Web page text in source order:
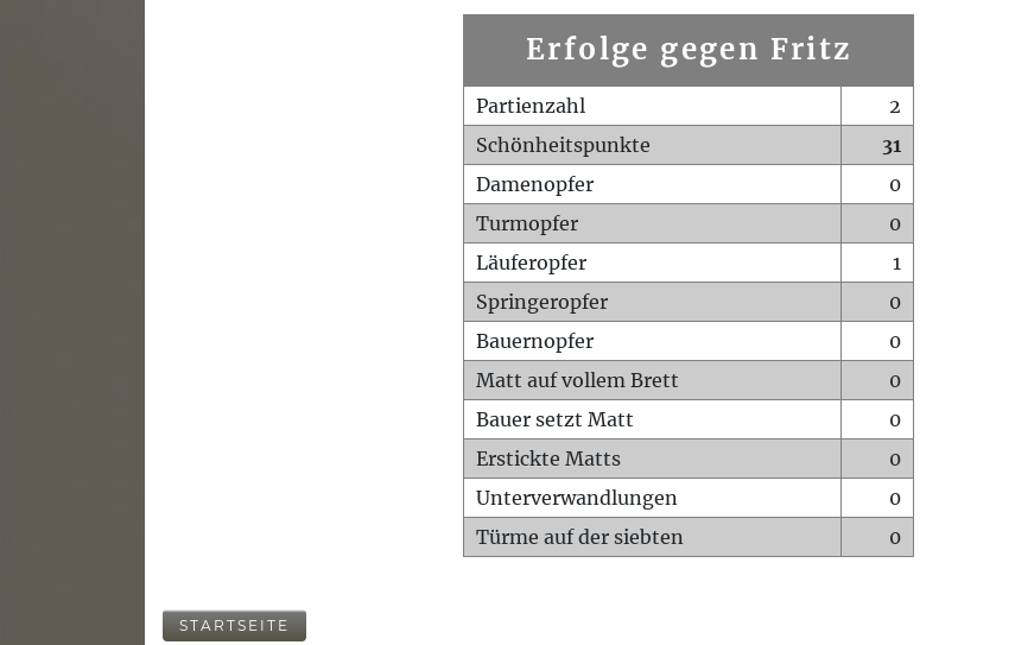
Erfolge gegen Fritz
Partienzahl
2
Schönheitspunkte
31
Damenopfer
0
Turmopfer
0
Läuferopfer
1
Springeropfer
0
Bauernopfer
0
Matt auf vollem Brett
0
Bauer setzt Matt
0
Erstickte Matts
0
Unterverwandlungen
0
Türme auf der siebten
0
STARTSEITE